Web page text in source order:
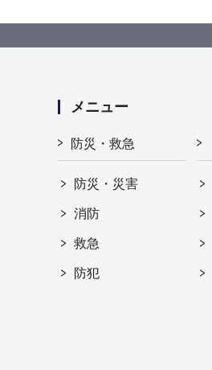
メニュー
防災・救急
防災・災害
消防
救急
防犯